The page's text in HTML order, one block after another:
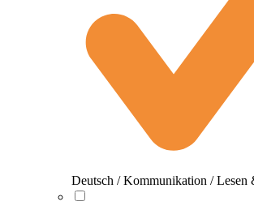
Deutsch / Kommunikation / Lesen